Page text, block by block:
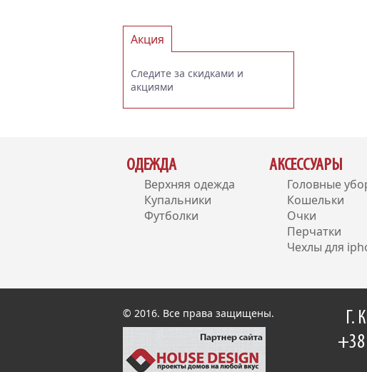
Акция
Следите за скидками и
акциями
ОДЕЖДА
Верхняя одежда
Купальники
Футболки
АКСЕССУАРЫ
Головные
Кошельки
Очки
Перчатки
Чехлы для
© 2016. Все права защищены.
Г.
+38